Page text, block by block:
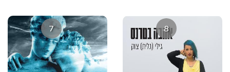
7 8